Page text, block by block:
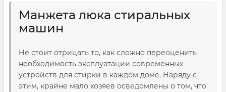
Манжета люка стиральных
машин
Не стоит отрицать то, как сложно переоценить
необходимость эксплуатации современных
устройств для стирки в каждом доме. Наряду с
этим, крайне мало хозяев осведомлены о том, что